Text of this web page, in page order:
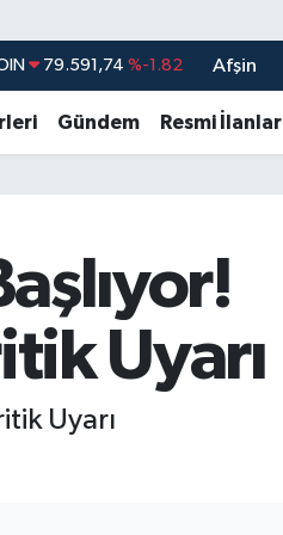
45,43620 %0.02
61,60380 %0.18
79.591,74 %-1.82
Afşin
Gündem Resmi İlanlar
Uyarı
Uyarı